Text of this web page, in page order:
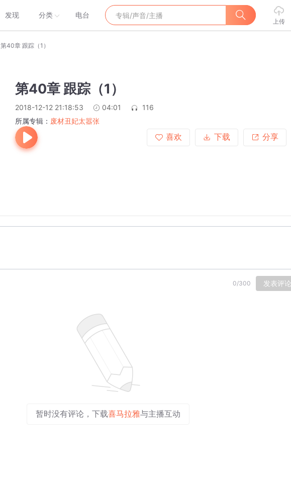
发现 分类 电台
上传
第40章 跟踪（1）
第40章 跟踪（1）
2018-12-12 21:18:53 04:01
116
所属专辑： 废材丑妃太嚣张
喜欢
下载 分享
0/300 发表评论
暂时没有评论，下载喜马拉雅与主播互动